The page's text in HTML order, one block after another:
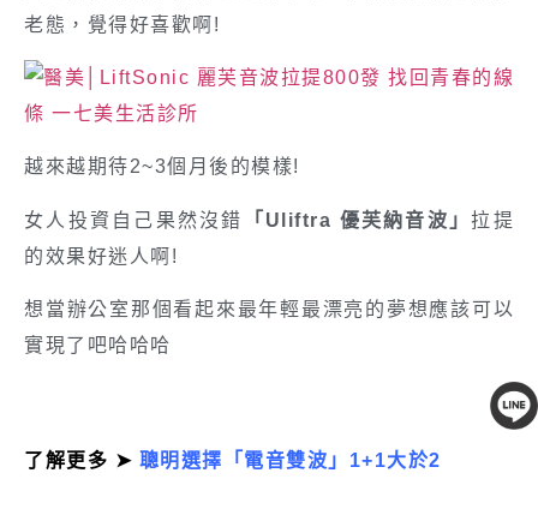
老態，覺得好喜歡啊!
越來越期待2~3個月後的模樣!
女人投資自己果然沒錯 「Uliftra 優芙納音波」拉提
的效果好迷人啊!
想當辦公室那個看起來最年輕最漂亮的夢想應該可以
實現了吧哈哈哈
了解更多 ➤ 聰明選擇「電音雙波」1+1大於2